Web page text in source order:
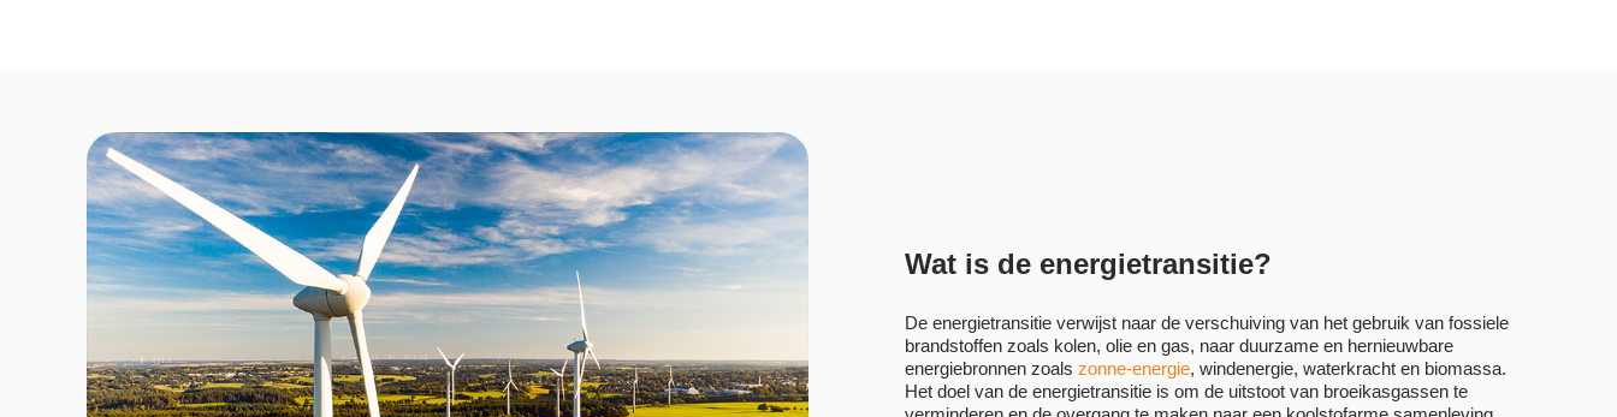
Wat is de energietransitie?
De energietransitie verwijst naar de verschuiving van het gebruik van fossiele
brandstoffen zoals kolen, olie en gas, naar duurzame en hernieuwbare
energiebronnen zoals zonne-energie, windenergie, waterkracht en biomassa.
Het doel van de energietransitie is om de uitstoot van broeikasgassen te